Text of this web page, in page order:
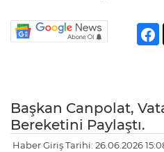
Başkan Canpolat,
Bereketini Paylaştı.
Haber Giriş Tarihi: 26.06.2026